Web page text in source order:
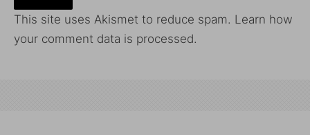
This site uses Akismet to reduce spam. Learn how
your comment data is processed.